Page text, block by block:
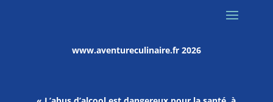
www.aventureculinaire.fr2026